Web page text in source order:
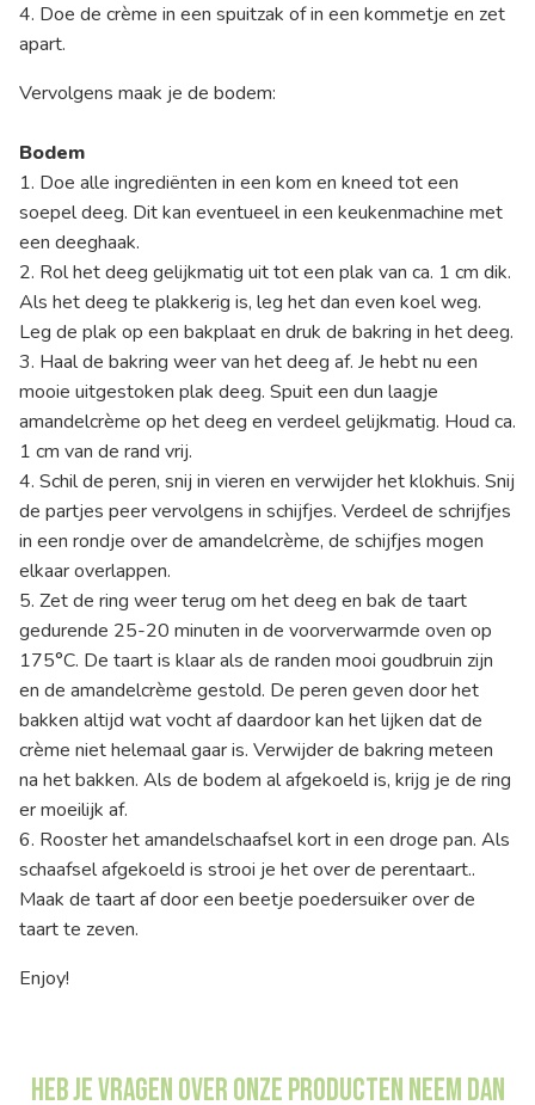
4. Doe de crème in een spuitzak of in een kommetje en zet
apart.
Vervolgens maak je de bodem:
Bodem
1. Doe alle ingrediënten in een kom en kneed tot een
soepel deeg. Dit kan eventueel in een keukenmachine met
een deeghaak.
2. Rol het deeg gelijkmatig uit tot een plak van ca. 1 cm dik.
Als het deeg te plakkerig is, leg het dan even koel weg.
Leg de plak op een bakplaat en druk de bakring in het deeg.
3. Haal de bakring weer van het deeg af. Je hebt nu een
mooie uitgestoken plak deeg. Spuit een dun laagje
amandelcrème op het deeg en verdeel gelijkmatig. Houd ca.
1 cm van de rand vrij.
4. Schil de peren, snij in vieren en verwijder het klokhuis. Snij
de partjes peer vervolgens in schijfjes. Verdeel de schrijfjes
in een rondje over de amandelcrème, de schijfjes mogen
elkaar overlappen.
5. Zet de ring weer terug om het deeg en bak de taart
gedurende 25-20 minuten in de voorverwarmde oven op
175°C. De taart is klaar als de randen mooi goudbruin zijn
en de amandelcrème gestold. De peren geven door het
bakken altijd wat vocht af daardoor kan het lijken dat de
crème niet helemaal gaar is. Verwijder de bakring meteen
na het bakken. Als de bodem al afgekoeld is, krijg je de ring
er moeilijk af.
6. Rooster het amandelschaafsel kort in een droge pan. Als
schaafsel afgekoeld is strooi je het over de perentaart..
Maak de taart af door een beetje poedersuiker over de
taart te zeven.
Enjoy!
Heb je vragen over onze producten neem dan